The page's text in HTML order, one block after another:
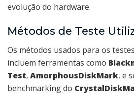
evolução do hardware.
Métodos de Teste
Os métodos usados para os
incluem ferramentas como
Test, AmorphousDiskMark, e
benchmarking do